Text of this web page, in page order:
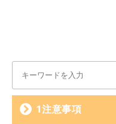
1注意事項